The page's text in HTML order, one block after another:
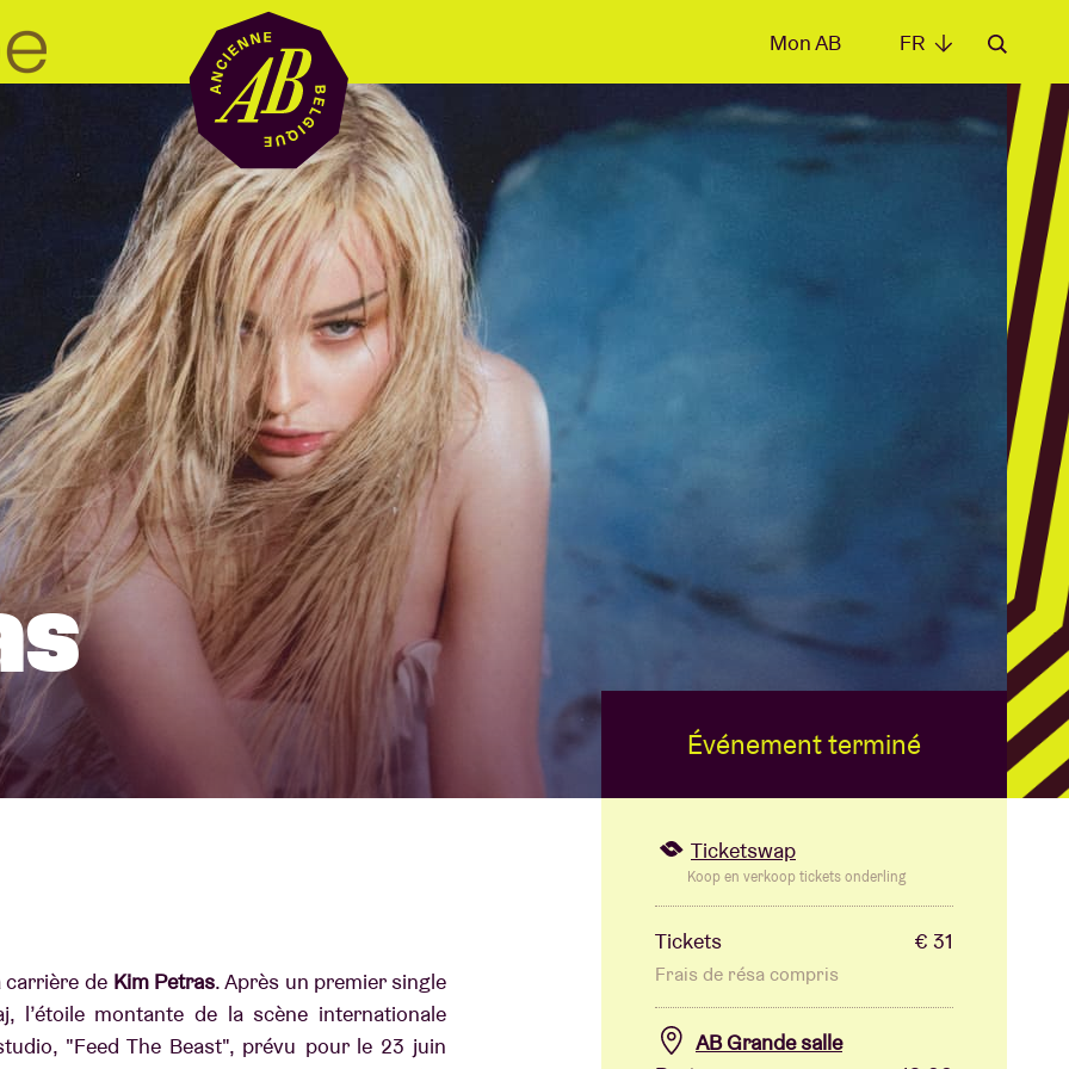
FR
Location de salles
BRDCST
ABtv
Chèque-concert
À propos de l'AB
Contact
Mon AB FR
de Kim Petras. Après un premier single
l’étoile montante de la scène internationale
"Feed The Beast", prévu pour le 23 juin
Événement terminé
Ticketswap
Koop en verkoop tickets onderling
Tickets € 31
Frais de résa compris
AB Grande salle